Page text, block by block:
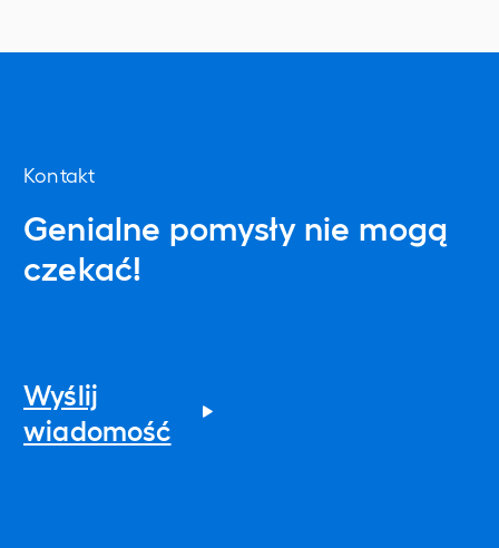
Kontakt
Genialne pomysły nie mogą
czekać!
Wyślij
wiadomość